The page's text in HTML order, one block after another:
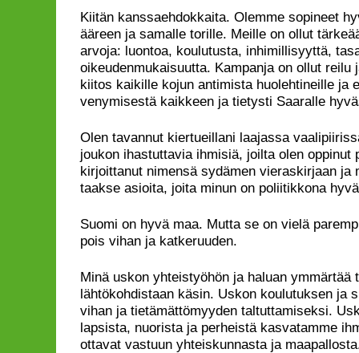
Kiitän kanssaehdokkaita. Olemme sopineet
ääreen ja samalle torille. Meille on ollut
arvoja: luontoa, koulutusta, inhimillisyyttä,
oikeudenmukaisuutta. Kampanja on ollut reilu
kiitos kaikille kojun antimista huolehtineille ja
venymisestä kaikkeen ja tietysti Saaralle
Olen tavannut kiertueillani laajassa
joukon ihastuttavia ihmisiä, joilta olen oppinut
kirjoittanut nimensä sydämen vieraskirjaan ja
taakse asioita, joita minun on poliitikkona
Suomi on hyvä maa. Mutta se on vielä
pois vihan ja katkeruuden.
Minä uskon yhteistyöhön ja haluan ymmärtää
lähtökohdistaan käsin. Uskon koulutuksen ja
vihan ja tietämättömyyden taltuttamiseksi.
lapsista, nuorista ja perheistä kasvatamme
ottavat vastuun yhteiskunnasta ja